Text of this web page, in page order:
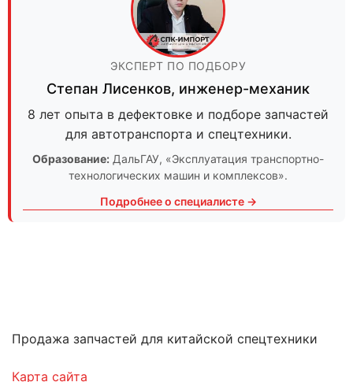
ЭКСПЕРТ ПО ПОДБОРУ
Степан Лисенков, инженер-механик
8 лет опыта в дефектовке и подборе запчастей
для автотранспорта и спецтехники.
Образование: ДальГАУ, «Эксплуатация транспортно-
технологических машин и комплексов».
Подробнее о специалисте →
Продажа запчастей для китайской спецтехники
Карта сайта